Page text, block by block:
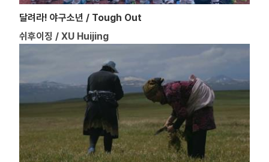
달려라! 야구소년 / Tough Out
쉬후이징 / XU Huijing